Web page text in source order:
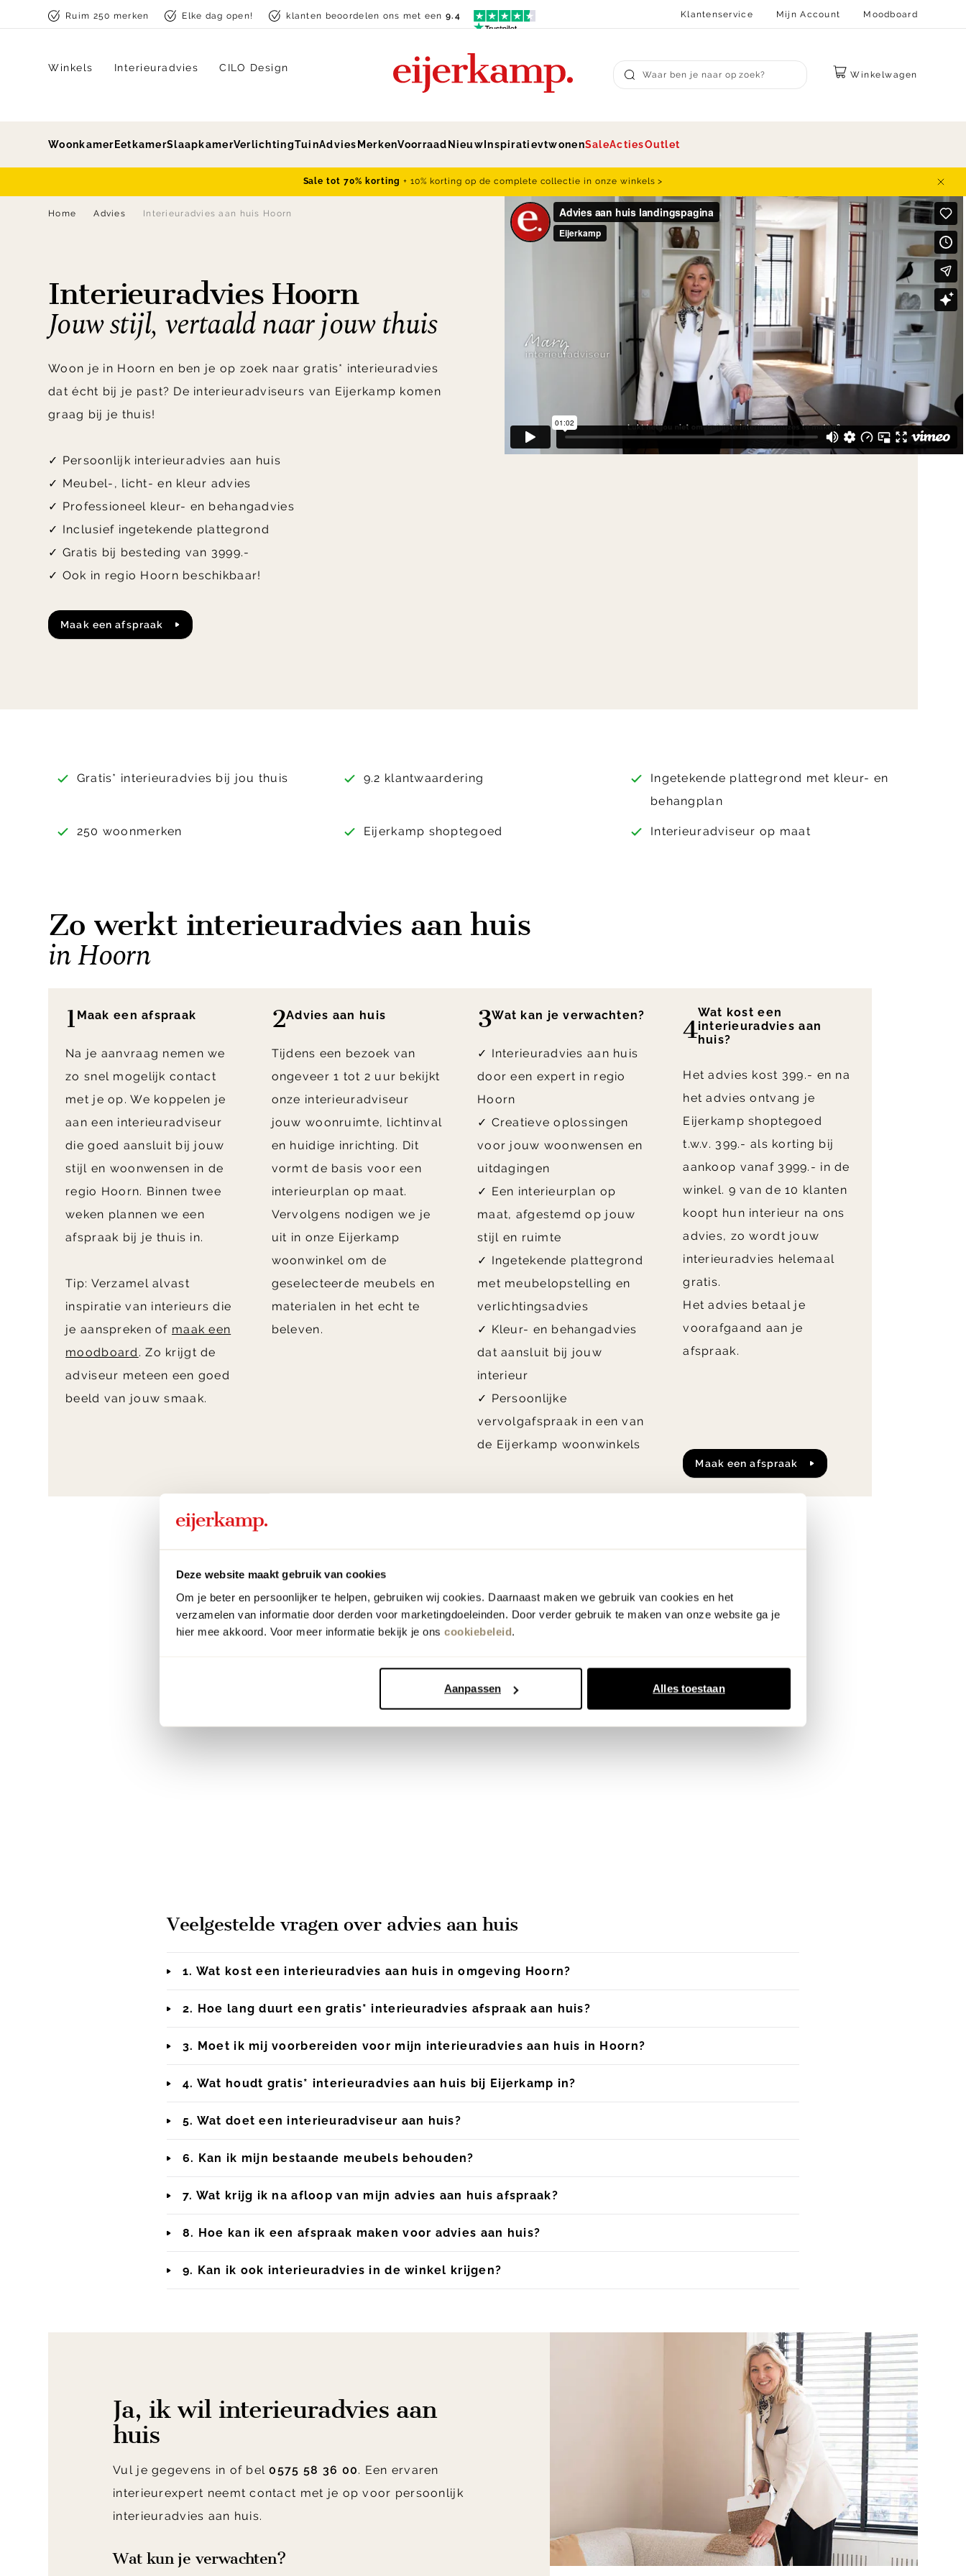
Deze website maakt gebruik van cookies
Om je beter en persoonlijker te helpen, gebruiken wij cookies. Daarnaast maken we gebruik van cookies en het
verzamelen van informatie door derden voor marketingdoeleinden. Door verder gebruik te maken van onze website ga je
hier mee akkoord. Voor meer informatie bekijk je ons cookiebeleid.
Aanpassen Alles toestaan
Skip to contentRuim 250 merken Elke dag open! klanten beoordelen ons met een9.4 Klantenservice Mijn Account Moodboard
Submit search
Winkelwagen
Winkels Interieuradvies CILO Design
Woonkamer EetkamerSlaapkamerVerlichtingTuinAdvies MerkenVoorraad Nieuw InspiratievtwonenSaleActiesOutlet
Sale tot 70% korting + 10% korting op de complete collectie in onze winkels >
Home Advies Interieuradvies aan huis Hoorn
Interieuradvies Hoorn
Jouw stijl, vertaald naar jouw thuis
Woon je in Hoorn en ben je op zoek naar gratis* interieuradvies
dat écht bij je past? De interieuradviseurs van Eijerkamp komen
graag bij je thuis!
✓ Persoonlijk interieuradvies aan huis
✓ Meubel-, licht- en kleur advies
✓ Professioneel kleur- en behangadvies
✓ Inclusief ingetekende plattegrond
✓ Gratis bij besteding van 3999.-
✓ Ook in regio Hoorn beschikbaar!
Maak een afspraak
Gratis* interieuradvies bij jou thuis 9.2 klantwaardering
Ingetekende plattegrond met kleur- en
behangplan
250 woonmerken Eijerkamp shoptegoed Interieuradviseur op maat
Zo werkt interieuradvies aan huis
in Hoorn
1 Maak een afspraak
Na je aanvraag nemen we
zo snel mogelijk contact
met je op. We koppelen je
aan een interieuradviseur
die goed aansluit bij jouw
stijl en woonwensen in de
regio Hoorn. Binnen twee
weken plannen we een
afspraak bij je thuis in.
Tip: Verzamel alvast
inspiratie van interieurs die
je aanspreken of maak een
moodboard . Zo krijgt de
adviseur meteen een goed
beeld van jouw smaak.
2Advies aan huis
Tijdens een bezoek van
ongeveer 1 tot 2 uur bekijkt
onze interieuradviseur
jouw woonruimte, lichtinval
en huidige inrichting. Dit
vormt de basis voor een
interieurplan op maat.
Vervolgens nodigen we je
uit in onze Eijerkamp
woonwinkel om de
geselecteerde meubels en
materialen in het echt te
beleven.
3Wat kan je verwachten?
✓ Interieuradvies aan huis
door een expert in regio
Hoorn
✓ Creatieve oplossingen
voor jouw woonwensen en
uitdagingen
✓ Een interieurplan op
maat, afgestemd op jouw
stijl en ruimte
✓ Ingetekende plattegrond
met meubelopstelling en
verlichtingsadvies
✓ Kleur- en behangadvies
dat aansluit bij jouw
interieur
✓ Persoonlijke
vervolgafspraak in een van
de Eijerkamp woonwinkels
4
Wat kost een
interieuradvies aan
huis?
Het advies kost 399.- en na
het advies ontvang je
Eijerkamp shoptegoed
t.w.v. 399.- als korting bij
aankoop vanaf 3999.- in de
winkel. 9 van de 10 klanten
koopt hun interieur na ons
advies, zo wordt jouw
interieuradvies helemaal
gratis.
Het advies betaal je
voorafgaand aan je
afspraak.
Maak een afspraak
Veelgestelde vragen over advies aan huis
1. Wat kost een interieuradvies aan huis in omgeving Hoorn?
2. Hoe lang duurt een gratis* interieuradvies afspraak aan huis?
3. Moet ik mij voorbereiden voor mijn interieuradvies aan huis in Hoorn?
4. Wat houdt gratis* interieuradvies aan huis bij Eijerkamp in?
5. Wat doet een interieuradviseur aan huis?
6. Kan ik mijn bestaande meubels behouden?
7. Wat krijg ik na afloop van mijn advies aan huis afspraak?
8. Hoe kan ik een afspraak maken voor advies aan huis?
9. Kan ik ook interieuradvies in de winkel krijgen?
Ja, ik wil interieuradvies aan
huis
Vul je gegevens in of bel 0575 58 36 00. Een ervaren
interieurexpert neemt contact met je op voor persoonlijk
interieuradvies aan huis.
Wat kun je verwachten?